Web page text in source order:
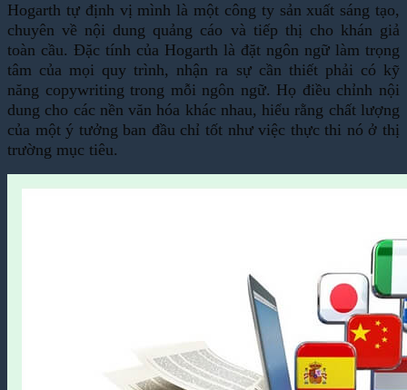
Hogarth tự định vị mình là một công ty sản xuất sáng tạo,
chuyên về nội dung quảng cáo và tiếp thị cho khán giả
toàn cầu. Đặc tính của Hogarth là đặt ngôn ngữ làm trọng
tâm của mọi quy trình, nhận ra sự cần thiết phải có kỹ
năng copywriting trong mỗi ngôn ngữ. Họ điều chỉnh nội
dung cho các nền văn hóa khác nhau, hiểu rằng chất lượng
của một ý tưởng ban đầu chỉ tốt như việc thực thi nó ở thị
trường mục tiêu.